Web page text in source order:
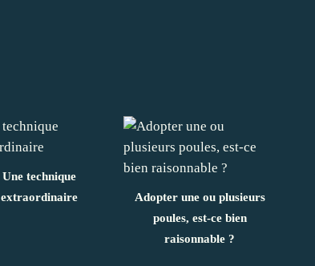
Une technique
extraordinaire
Adopter une ou plusieurs
poules, est-ce bien
raisonnable ?